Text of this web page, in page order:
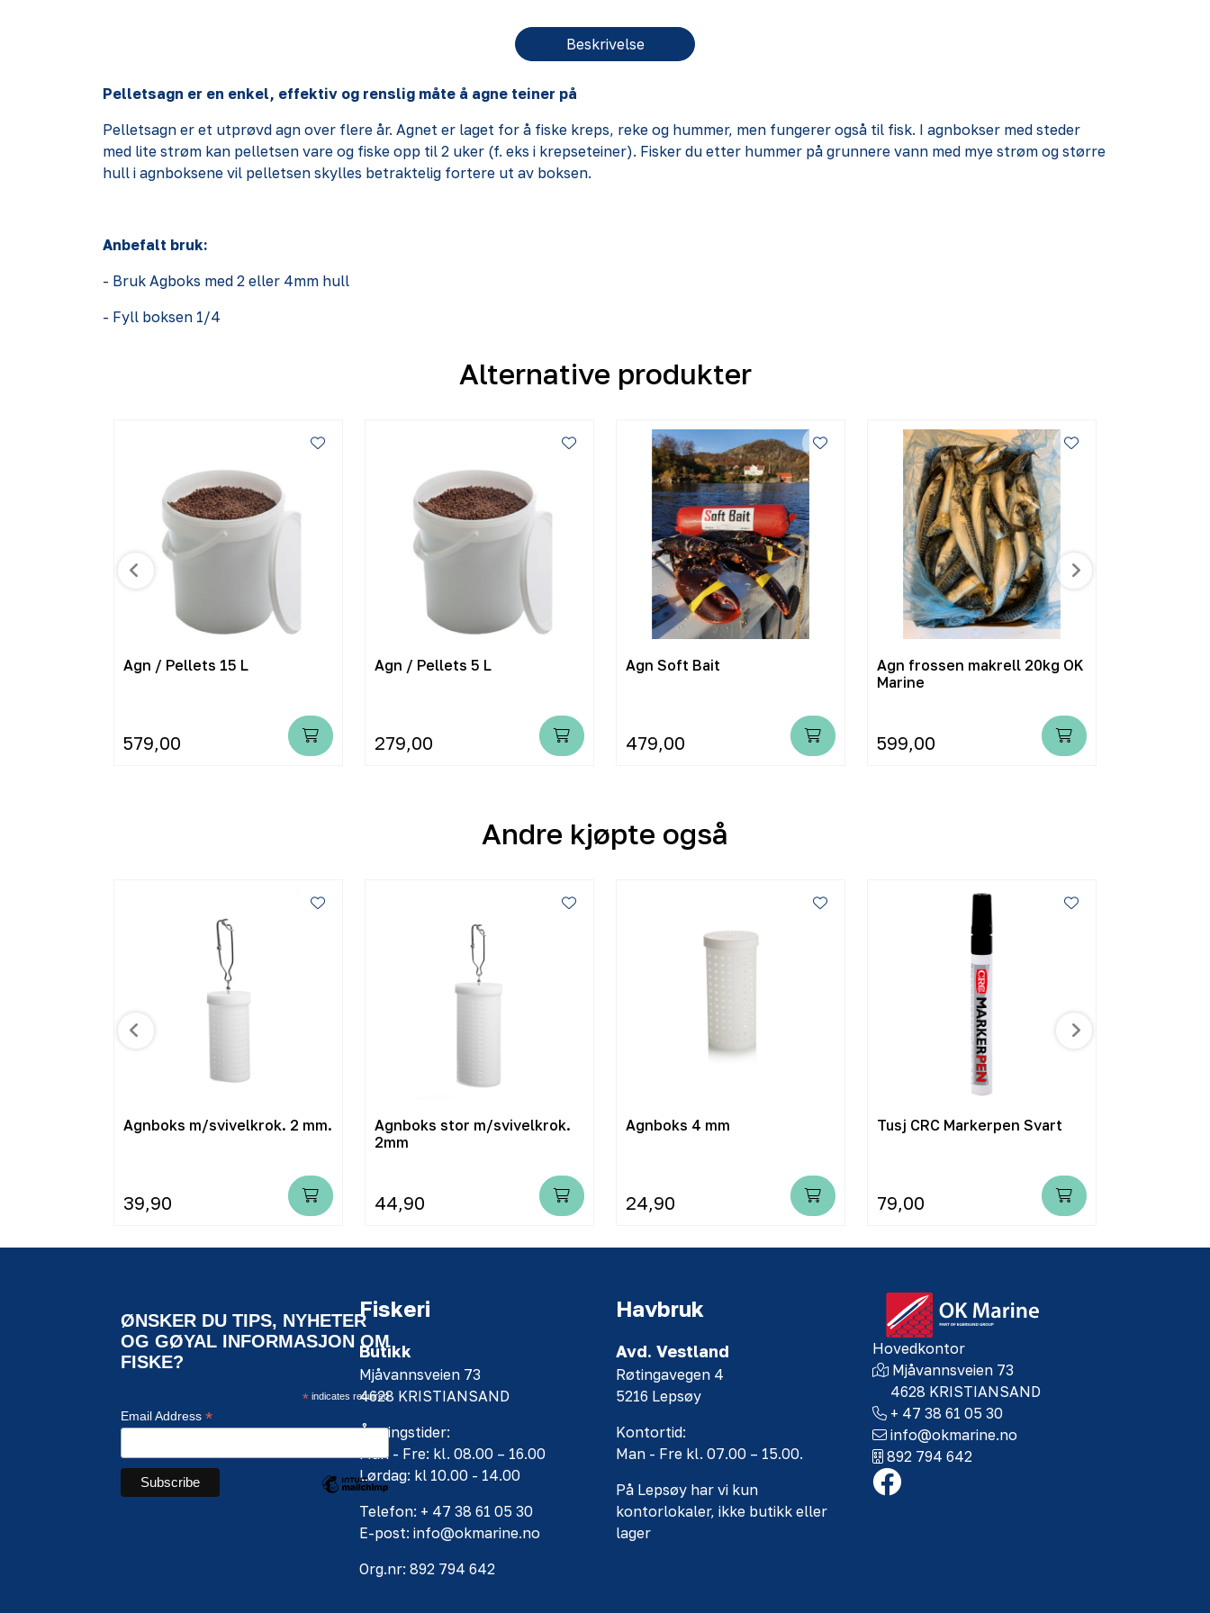
Beskrivelse
Pelletsagn er en enkel, effektiv og renslig måte å agne teiner på
Pelletsagn er et utprøvd agn over flere år. Agnet er laget for å fiske kreps, reke og hummer, men fungerer også til fisk. I agnbokser med steder
med lite strøm kan pelletsen vare og fiske opp til 2 uker (f. eks i krepseteiner). Fisker du etter hummer på grunnere vann med mye strøm og større
hull i agnboksene vil pelletsen skylles betraktelig fortere ut av boksen.
Anbefalt bruk:
- Bruk Agboks med 2 eller 4mm hull
- Fyll boksen 1/4
Alternative produkter
Agn / Pellets 15 L
579,00
Agn / Pellets 5 L
279,00
Agn Soft Bait
479,00
Agn frossen makrell 20kg OK
Marine
599,00
Andre kjøpte også
Agnboks m/svivelkrok. 2 mm.
39,90
Agnboks stor m/svivelkrok.
2mm
44,90
Agnboks 4 mm
24,90
Tusj CRC Markerpen Svart
79,00
ØNSKER DU TIPS, NYHETER
OG GØYAL INFORMASJON OM
FISKE?
*indicates required
Email Address *
Fiskeri
Butikk
Mjåvannsveien 73
4628 KRISTIANSAND
Åpningstider:
Man - Fre: kl. 08.00 – 16.00
Lørdag: kl 10.00 - 14.00
Telefon: + 47 38 61 05 30
E-post: info@okmarine.no
Org.nr: 892 794 642
Havbruk
Avd. Vestland
Røtingavegen 4
5216 Lepsøy
Kontortid:
Man - Fre kl. 07.00 – 15.00.
På Lepsøy har vi kun
kontorlokaler, ikke butikk eller
lager
Hovedkontor
Mjåvannsveien 73
4628 KRISTIANSAND
+ 47 38 61 05 30
info@okmarine.no
892 794 642